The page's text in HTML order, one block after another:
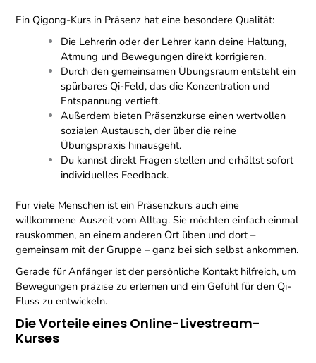
Ein Qigong-Kurs in Präsenz hat eine besondere Qualität:
Die Lehrerin oder der Lehrer kann deine Haltung,
Atmung und Bewegungen direkt korrigieren.
Durch den gemeinsamen Übungsraum entsteht ein
spürbares Qi-Feld, das die Konzentration und
Entspannung vertieft.
Außerdem bieten Präsenzkurse einen wertvollen
sozialen Austausch, der über die reine
Übungspraxis hinausgeht.
Du kannst direkt Fragen stellen und erhältst sofort
individuelles Feedback.
Für viele Menschen ist ein Präsenzkurs auch eine
willkommene Auszeit vom Alltag. Sie möchten einfach einmal
rauskommen, an einem anderen Ort üben und dort –
gemeinsam mit der Gruppe – ganz bei sich selbst ankommen.
Gerade für Anfänger ist der persönliche Kontakt hilfreich, um
Bewegungen präzise zu erlernen und ein Gefühl für den Qi-
Fluss zu entwickeln.
Die Vorteile eines Online-Livestream-
Kurses